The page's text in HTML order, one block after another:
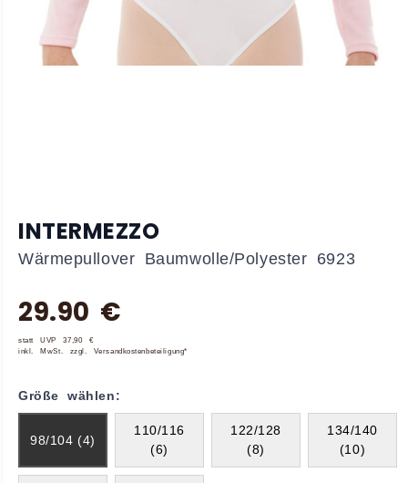
INTERMEZZO
Wärmepullover Baumwolle/Polyester 6923
29.90 €
statt UVP 37,90 €
inkl. MwSt. zzgl. Versandkostenbeteiligung*
Größe wählen:
98/104 (4)
110/116
(6)
122/128
(8)
134/140
(10)